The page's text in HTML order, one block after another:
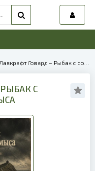
Говард – Рыбак с соколиного мыса | 40195
С